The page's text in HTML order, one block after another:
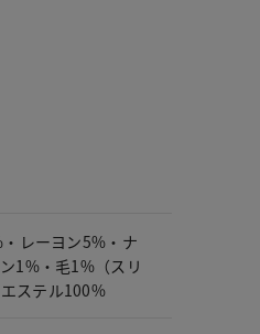
レーヨン5%・ナ
1%・毛1%（スリ
ステル100%